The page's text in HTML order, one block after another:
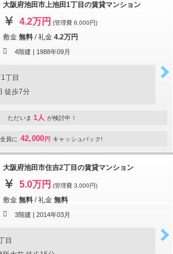
大阪府池田市上池田1丁目の賃貸マンション
4.2万円 (管理費 6,000円)
敷金 無料 /礼金 4.2万円
4階建 | 1988年09月
丁目
徒歩7分
ただいま 1人 が検討中！
員に 42,000 円 キャッシュバック!
大阪府池田市住吉2丁目の賃貸マンション
5.0万円 (管理費 3,000円)
敷金 無料 /礼金 無料
3階建 | 2014年03月
目